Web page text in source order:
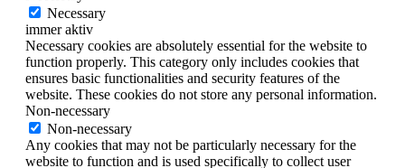
Necessary
immer aktiv
Necessary cookies are absolutely essential for the website to
function properly. This category only includes cookies that
ensures basic functionalities and security features of the
website. These cookies do not store any personal information.
Non-necessary
Non-necessary
Any cookies that may not be particularly necessary for the
website to function and is used specifically to collect user